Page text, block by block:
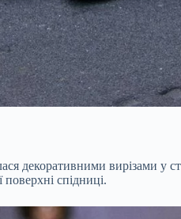
декоративними вирізами у
спідниці.